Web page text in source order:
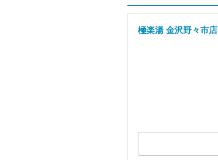
極楽湯 金沢野々市店